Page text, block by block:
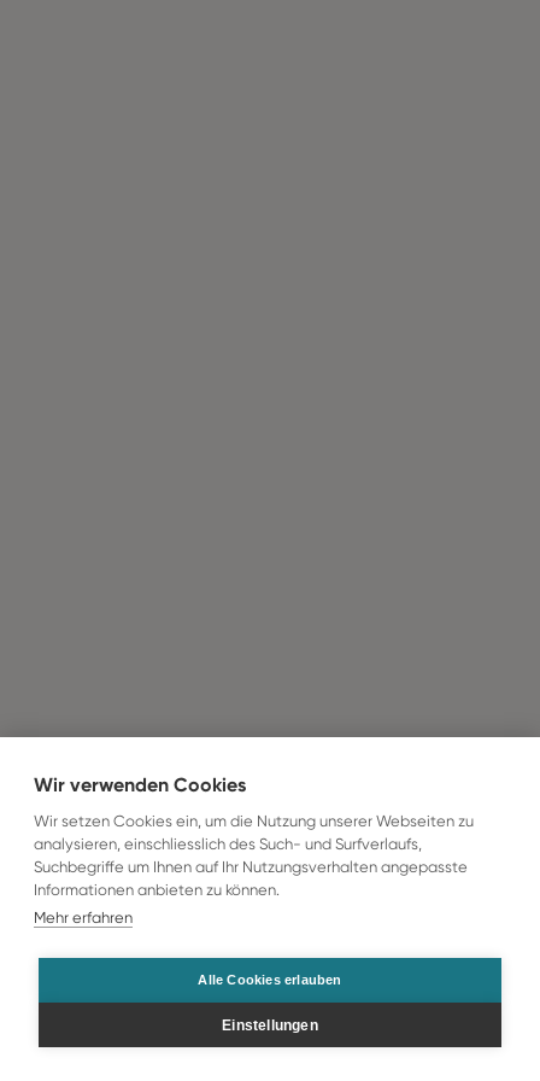
Wir verwenden Cookies
Wir setzen Cookies ein, um die Nutzung unserer Webseiten zu
analysieren, einschliesslich des Such- und Surfverlaufs,
Suchbegriffe um Ihnen auf Ihr Nutzungsverhalten angepasste
Informationen anbieten zu können.
Mehr erfahren
Alle Cookies erlauben
Einstellungen